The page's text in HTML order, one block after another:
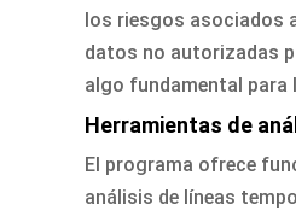
los riesgos asociados
datos no autorizadas
algo fundamental para
Herramientas de
El programa ofrece
análisis de líneas